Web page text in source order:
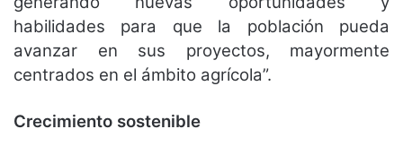
habilidades para que la población pueda
avanzar en sus proyectos, mayormente
centrados en el ámbito agrícola”.
Crecimiento sostenible